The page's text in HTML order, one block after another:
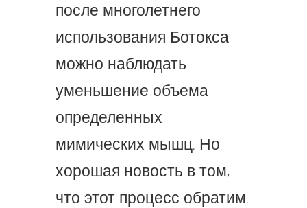
после многолетнего
использования Ботокса
можно наблюдать
уменьшение объема
определенных
мимических мышц. Но
хорошая новость в том,
что этот процесс обратим.